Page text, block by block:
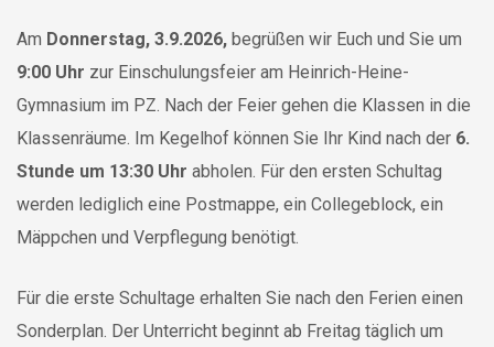
Am Donnerstag, 3.9.2026, begrüßen wir Euch und Sie um
9:00 Uhr zur Einschulungsfeier am Heinrich-Heine-
Gymnasium im PZ. Nach der Feier gehen die Klassen in die
Klassenräume. Im Kegelhof können Sie Ihr Kind nach der 6.
Stunde um 13:30 Uhr abholen. Für den ersten Schultag
werden lediglich eine Postmappe, ein Collegeblock, ein
Mäppchen und Verpflegung benötigt.
Für die erste Schultage erhalten Sie nach den Ferien einen
Sonderplan. Der Unterricht beginnt ab Freitag täglich um